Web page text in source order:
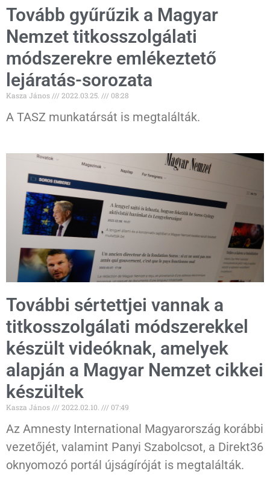
Tovább gyűrűzik a Magyar
Nemzet titkosszolgálati
módszerekre emlékeztető
lejáratás-sorozata
Kasza János 2022.03.25. 08:28
A TASZ munkatársát is megtalálták.
További sértettjei vannak a
titkosszolgálati módszerekkel
készült videóknak, amelyek
alapján a Magyar Nemzet cikkei
készültek
Kasza János 2022.02.10. 07:49
Az Amnesty International Magyarország korábbi
vezetőjét, valamint Panyi Szabolcsot, a Direkt36
oknyomozó portál újságíróját is megtalálták.